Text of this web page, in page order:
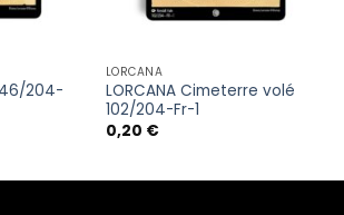
46/204-
LORCANA
LORCANA Cimeterre volé
102/204-Fr-1
0,20 €